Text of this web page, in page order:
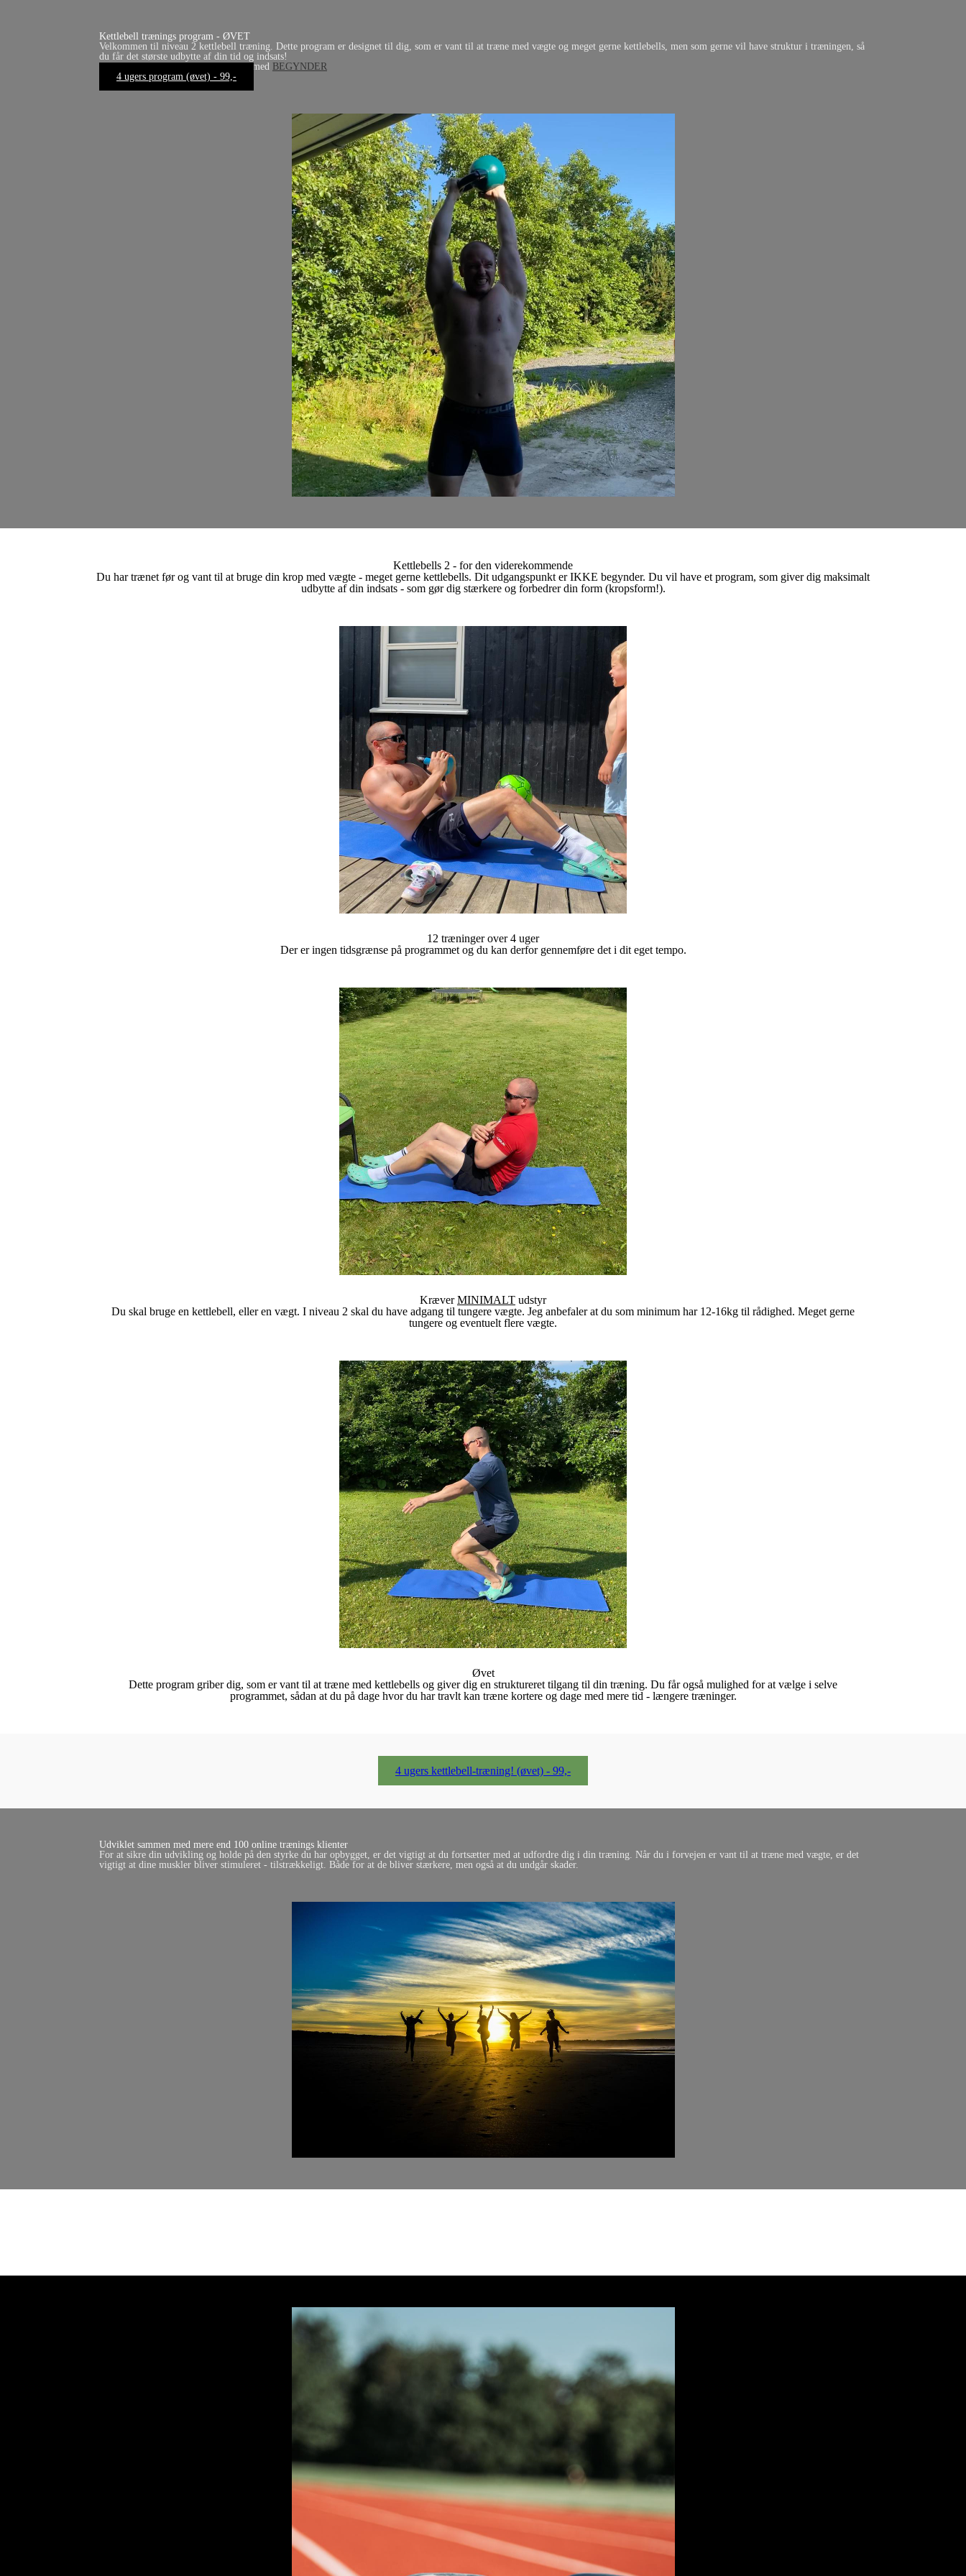
Kettlebell trænings program - ØVET
Velkommen til niveau 2 kettlebell træning. Dette program er designet til dig, som er vant til at træne med vægte og meget gerne kettlebells, men som gerne vil have struktur i træningen, så
du får det største udbytte af din tid og indsats!
Er du ny til kettlebells, skal du starte med BEGYNDER
4 ugers program (øvet) - 99,-
Kettlebells 2 - for den viderekommende
Du har trænet før og vant til at bruge din krop med vægte - meget gerne kettlebells. Dit udgangspunkt er IKKE begynder. Du vil have et program, som giver dig maksimalt
udbytte af din indsats - som gør dig stærkere og forbedrer din form (kropsform!).
12 træninger over 4 uger
Der er ingen tidsgrænse på programmet og du kan derfor gennemføre det i dit eget tempo.
KræverMINIMALT udstyr
Du skal bruge en kettlebell, eller en vægt. I niveau 2 skal du have adgang til tungere vægte. Jeg anbefaler at du som minimum har 12-16kg til rådighed. Meget gerne
tungere og eventuelt flere vægte.
Øvet
Dette program griber dig, som er vant til at træne med kettlebells og giver dig en struktureret tilgang til din træning. Du får også mulighed for at vælge i selve
programmet, sådan at du på dage hvor du har travlt kan træne kortere og dage med mere tid - længere træninger.
4 ugers kettlebell-træning! (øvet) - 99,-
Udviklet sammen med mere end 100 online trænings klienter
For at sikre din udvikling og holde på den styrke du har opbygget, er det vigtigt at du fortsætter med at udfordre dig i din træning. Når du i forvejen er vant til at træne med vægte, er det
vigtigt at dine muskler bliver stimuleret - tilstrækkeligt. Både for at de bliver stærkere, men også at du undgår skader.